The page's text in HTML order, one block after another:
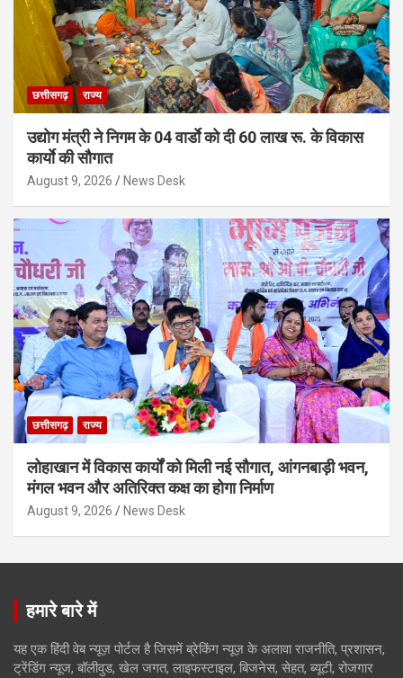
छत्तीसगढ़ राज्य
उद्योग मंत्री ने निगम के 04 वार्डाे को दी 60 लाख रू. के विकास
कार्याे की सौगात
August 9, 2026 News Desk
छत्तीसगढ़ राज्य
लोहाखान में विकास कार्यों को मिली नई सौगात, आंगनबाड़ी भवन,
मंगल भवन और अतिरिक्त कक्ष का होगा निर्माण
August 9, 2026 News Desk
हमारे बारे में
यह एक हिंदी वेब न्यूज़ पोर्टल है जिसमें ब्रेकिंग न्यूज़ के अलावा राजनीति, प्रशासन,
ट्रेंडिंग न्यूज, बॉलीवुड, खेल जगत, लाइफस्टाइल, बिजनेस, सेहत, ब्यूटी, रोजगार